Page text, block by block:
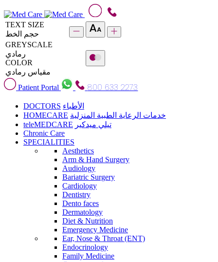
TEXT SIZE
حجم الخط
GREYSCALE
رمادي
COLOR
مقياس رمادي
Patient Portal
800 633 2273
DOCTORS الأطباء
HOMECARE خدمات الرعاية الطبية المنزلية
teleMEDCARE تيلي ميدكير
Chronic Care
SPECIALITIES
Aesthetics
Arm & Hand Surgery
Audiology
Bariatric Surgery
Cardiology
Dentistry
Dento faces
Dermatology
Diet & Nutrition
Emergency Medicine
Ear, Nose & Throat (ENT)
Endocrinology
Family Medicine